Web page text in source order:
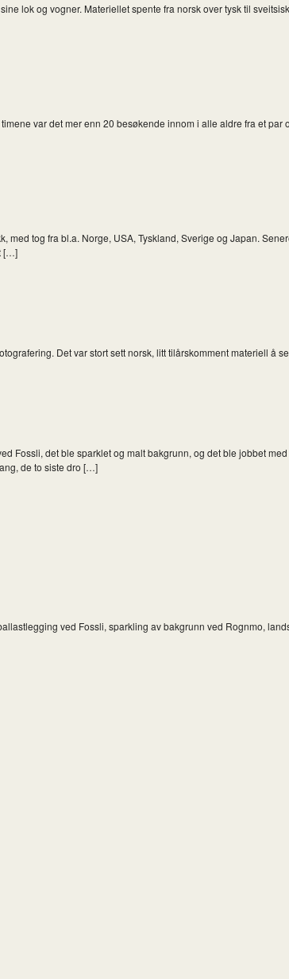
lok og vogner. Materiellet spente fra norsk over tysk til
var det mer enn 20 besøkende innom i alle aldre fra et
tog fra bl.a. Norge, USA, Tyskland, Sverige og Japan.
[…]
Det var stort sett norsk, litt tilårskomment materiell å
Fossli, det ble sparklet og malt bakgrunn, og det ble jobbet
de to siste dro […]
ved Fossli, sparkling av bakgrunn ved Rognmo,